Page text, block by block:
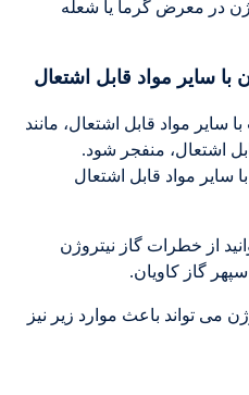
در معرض گرما یا شعله
با سایر مواد قابل اشتعال
سایر مواد قابل اشتعال، مانند
اشتعال، منفجر شود.
سایر مواد قابل اشتعال
از خطرات گاز نیتروژن
گاز کاویان.
می تواند باعث موارد زیر نیز